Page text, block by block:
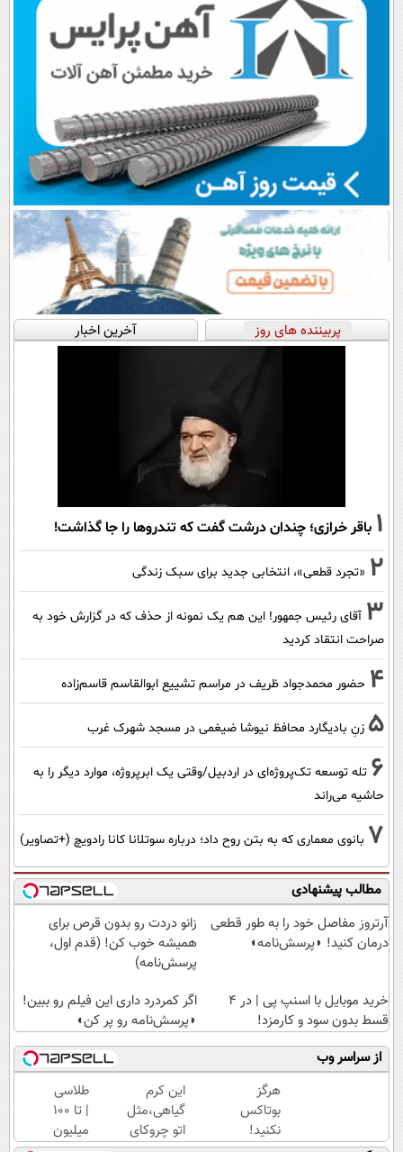
پربیننده های روز آخرین اخبار
1 باقر خرازی؛ چندان درشت گفت که تندروها را جا گذاشت!
2 «تجرد قطعی»، انتخابی جدید برای سبک زندگی
3 آقای رئیس جمهور! این هم یک نمونه از حذف که در گزارش خود به
صراحت انتقاد کردید
4 حضور محمدجواد ظریف در مراسم تشییع ابوالقاسم قاسم‌زاده
5 زنِ بادیگارد محافظ نیوشا ضیغمی در مسجد شهرک غرب
6 تله توسعه تک‌پروژه‌ای در اردبیل/وقتی یک ابرپروژه، موارد دیگر را به
حاشیه می‌راند
7 بانوی معماری که به بتن روح داد؛ درباره سوتلانا کانا رادویچ (+تصاویر)
مطالب پیشنهادی
آرتروز مفاصل خود را به طور قطعی
درمان کنید! ◗پرسش‌نامه◖
زانو دردت رو بدون قرص برای
همیشه خوب کن! (قدم اول،
پرسش‌نامه)
خرید موبایل با اسنپ پی | در ۴
قسط بدون سود و کارمزد!
اگر کمردرد داری این فیلم رو ببین!
◗پرسش‌نامه رو پر کن◖
از سراسر وب
هرگز
بوتاکس
نکنید!
این کرم
گیاهی،مثل
اتو چروکای
طلاسی
| تا 100
میلیون